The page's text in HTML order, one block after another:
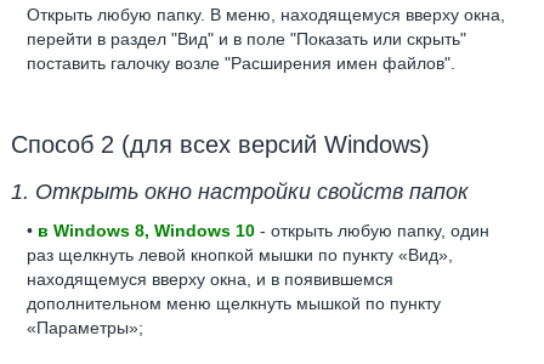
Открыть любую папку. В меню, находящемуся вверху окна,
перейти в раздел "Вид" и в поле "Показать или скрыть"
поставить галочку возле "Расширения имен файлов".
Способ 2 (для всех версий Windows)
1. Открыть окно настройки свойств папок
• в Windows 8, Windows 10 - открыть любую папку, один
раз щелкнуть левой кнопкой мышки по пункту «Вид»,
находящемуся вверху окна, и в появившемся
дополнительном меню щелкнуть мышкой по пункту
«Параметры»;